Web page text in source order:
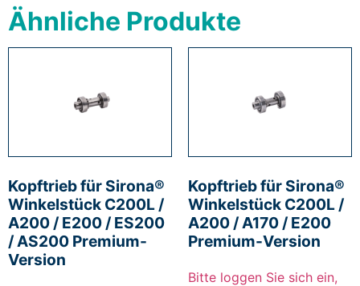
Ähnliche Produkte
Kopftrieb für Sirona®
Winkelstück C200L /
A200 / E200 / ES200
/ AS200 Premium-
Version
Kopftrieb für Sirona®
Winkelstück C200L /
A200 / A170 / E200
Premium-Version
Bitte loggen Sie sich ein,